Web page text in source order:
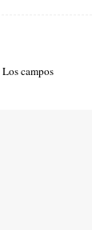
Los campos